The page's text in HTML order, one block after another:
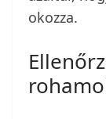
okozza.